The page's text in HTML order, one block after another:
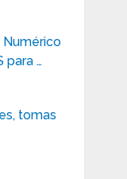
Numérico
para …
tomas